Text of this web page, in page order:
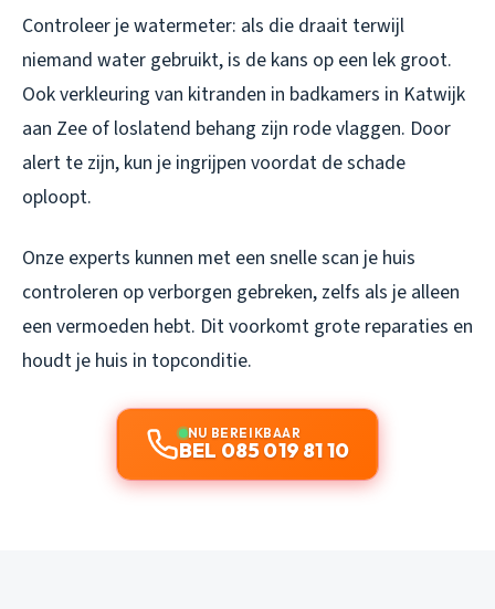
Controleer je watermeter: als die draait terwijl
niemand water gebruikt, is de kans op een lek groot.
Ook verkleuring van kitranden in badkamers in Katwijk
aan Zee of loslatend behang zijn rode vlaggen. Door
alert te zijn, kun je ingrijpen voordat de schade
oploopt.
Onze experts kunnen met een snelle scan je huis
controleren op verborgen gebreken, zelfs als je alleen
een vermoeden hebt. Dit voorkomt grote reparaties en
houdt je huis in topconditie.
NU BEREIKBAAR
BEL 085 019 81 10